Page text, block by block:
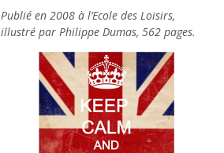
Publié en 2008 à l’Ecole des Loisirs,
illustré par Philippe Dumas, 562 pages.